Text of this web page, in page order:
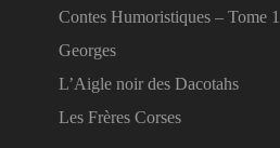
Contes Humoristiques – Tome 1
Georges
L’Aigle noir des Dacotahs
Les Frères Corses